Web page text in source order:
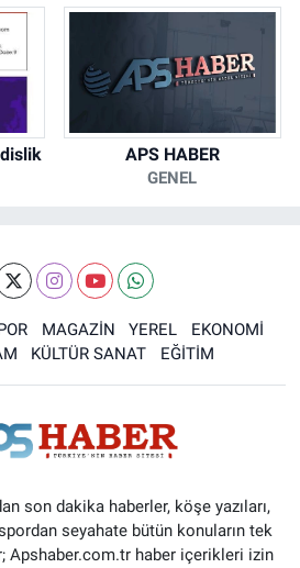
APS HABER
GENEL
MAGAZİN YEREL
EKONOMİ
KÜLTÜR SANAT EĞİTİM
son dakika haberler, köşe yazıları,
seyahate bütün konuların tek
Apshaber.com.tr haber içerikleri izin